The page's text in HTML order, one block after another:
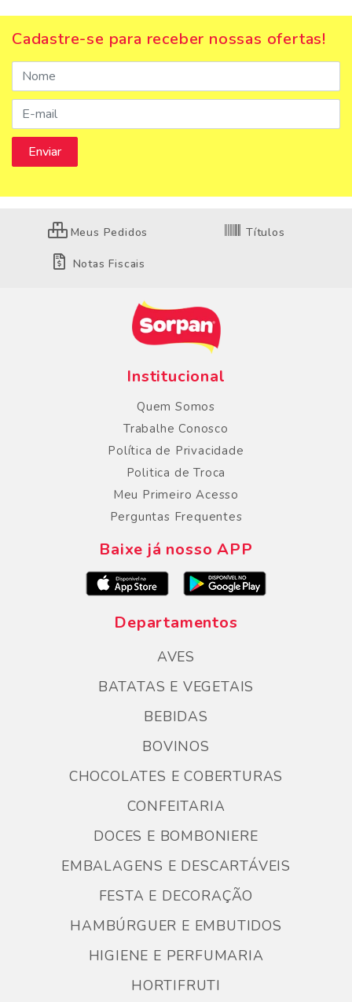
Cadastre-se para receber nossas ofertas!
Meus Pedidos Títulos
Notas Fiscais
Institucional
Quem Somos
Trabalhe Conosco
Política de Privacidade
Politica de Troca
Meu Primeiro Acesso
Perguntas Frequentes
Baixe já nosso APP
Departamentos
AVES
BATATAS E VEGETAIS
BEBIDAS
BOVINOS
CHOCOLATES E COBERTURAS
CONFEITARIA
DOCES E BOMBONIERE
EMBALAGENS E DESCARTÁVEIS
FESTA E DECORAÇÃO
HAMBÚRGUER E EMBUTIDOS
HIGIENE E PERFUMARIA
HORTIFRUTI